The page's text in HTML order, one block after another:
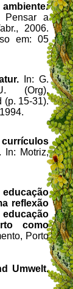
ambiente:
Pensar a
2006.
em: 05
In: G.
(Org).
(p. 15-31).
. In: Motriz,
reflexão
como
Porto
Umwelt.